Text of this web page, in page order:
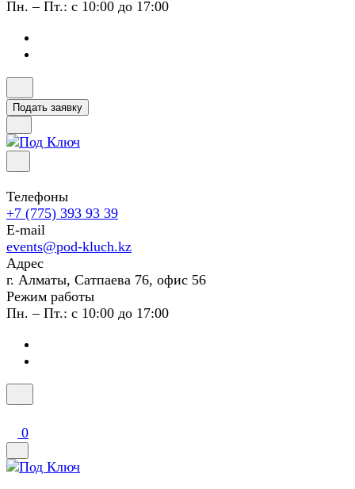
Пн. – Пт.: с 10:00 до 17:00
Подать заявку
Телефоны
+7 (775) 393 93 39
E-mail
events@pod-kluch.kz
Адрес
г. Алматы, Сатпаева 76, офис 56
Режим работы
Пн. – Пт.: с 10:00 до 17:00
0